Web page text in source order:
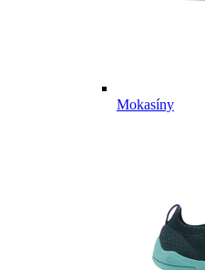
Mokasíny